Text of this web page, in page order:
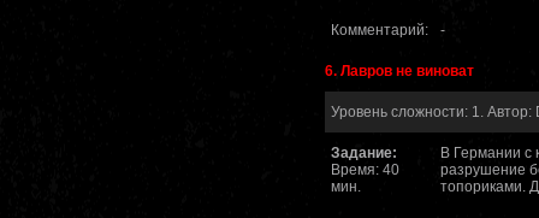
Комментарий: -
6. Лавров не виноват
Уровень сложности: 1. Автор:
Задание:
Время: 40
мин.
В Германии с
разрушение
топориками.